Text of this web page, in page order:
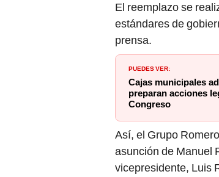
El reemplazo se
estándares de
prensa.
PUEDES VER:
Cajas municipales
preparan acciones
Congreso
Así, el Grupo
asunción de Manuel
vicepresidente, Luis